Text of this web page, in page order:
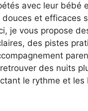
avec leur bébé
et efficaces
je vous propose
des pistes
des nuits
le rythme et les